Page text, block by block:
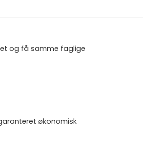
og få samme faglige
økonomisk